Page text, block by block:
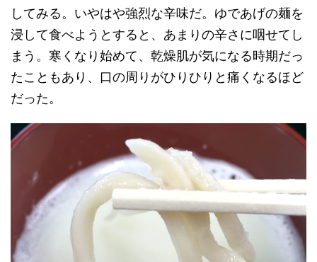
してみる。いやはや強烈な辛味だ。ゆであげの麺を
浸して食べようとすると、あまりの辛さに咽せてし
まう。寒くなり始めて、乾燥肌が気になる時期だっ
たこともあり、口の周りがひりひりと痛くなるほど
だった。